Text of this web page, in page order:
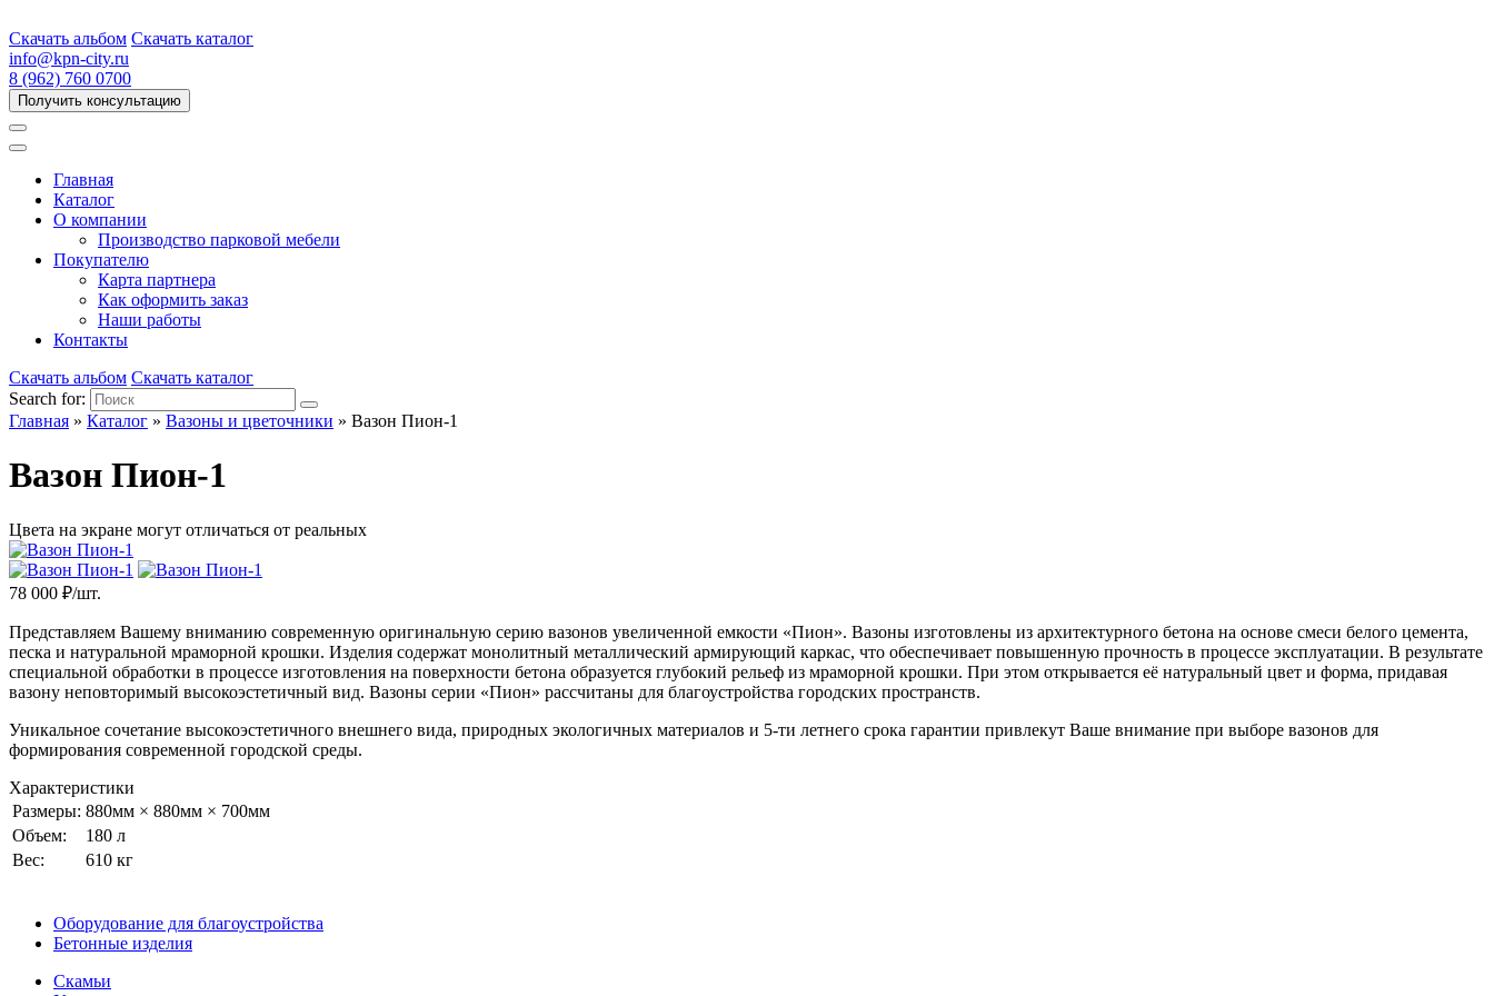
Скачать альбом Скачать каталог
info@kpn-city.ru
8 (962) 760 0700
Получить консультацию
Главная
Каталог
О компании
Производство парковой мебели
Покупателю
Карта партнера
Как оформить заказ
Наши работы
Контакты
Скачать альбом Скачать каталог
Search for:
Главная » Каталог » Вазоны и цветочники » Вазон Пион-1
Вазон Пион-1
Цвета на экране могут отличаться от реальных
78 000 ₽/шт.
Представляем Вашему вниманию современную оригинальную серию вазонов увеличенной емкости «Пион». Вазоны изготовлены из архитектурного бетона на основе смеси белого цемента,
песка и натуральной мраморной крошки. Изделия содержат монолитный металлический армирующий каркас, что обеспечивает повышенную прочность в процессе эксплуатации. В результате
специальной обработки в процессе изготовления на поверхности бетона образуется глубокий рельеф из мраморной крошки. При этом открывается её натуральный цвет и форма, придавая
вазону неповторимый высокоэстетичный вид. Вазоны серии «Пион» рассчитаны для благоустройства городских пространств.
Уникальное сочетание высокоэстетичного внешнего вида, природных экологичных материалов и 5-ти летнего срока гарантии привлекут Ваше внимание при выборе вазонов для
формирования современной городской среды.
Характеристики
Размеры: 880мм × 880мм × 700мм
Объем:
180 л
Вес:
610 кг
Оборудование для благоустройства
Бетонные изделия
Скамьи